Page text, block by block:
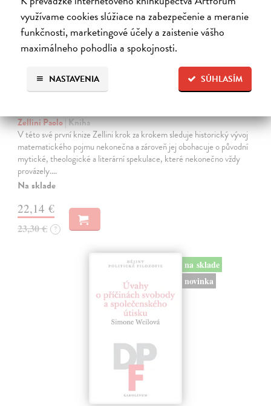
využívame cookies slúžiace na zabezpečenie a meranie
funkčnosti, marketingové účely a zaistenie vášho
maximálneho pohodlia a spokojnosti.
SÚHLASÍM
NASTAVENIA
Zellini Paolo| Kniha
V této své první knize Zellini krok za krokem sleduje historický vývoj
matematického pojmu nekonečna a zároveň jej obohacuje o původní
mytické, theologické a literární spekulace, které nekonečno vždy
provázely.…
Na sklade
22,14 €
23,30 € ?
na sklade
novinka